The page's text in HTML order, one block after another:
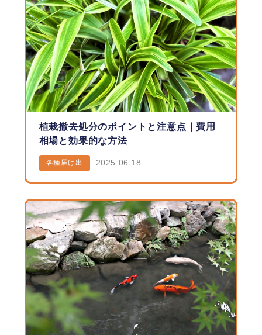
植栽撤去処分のポイントと注意点｜費用
相場と効果的な方法
各種届け出 2025.06.18